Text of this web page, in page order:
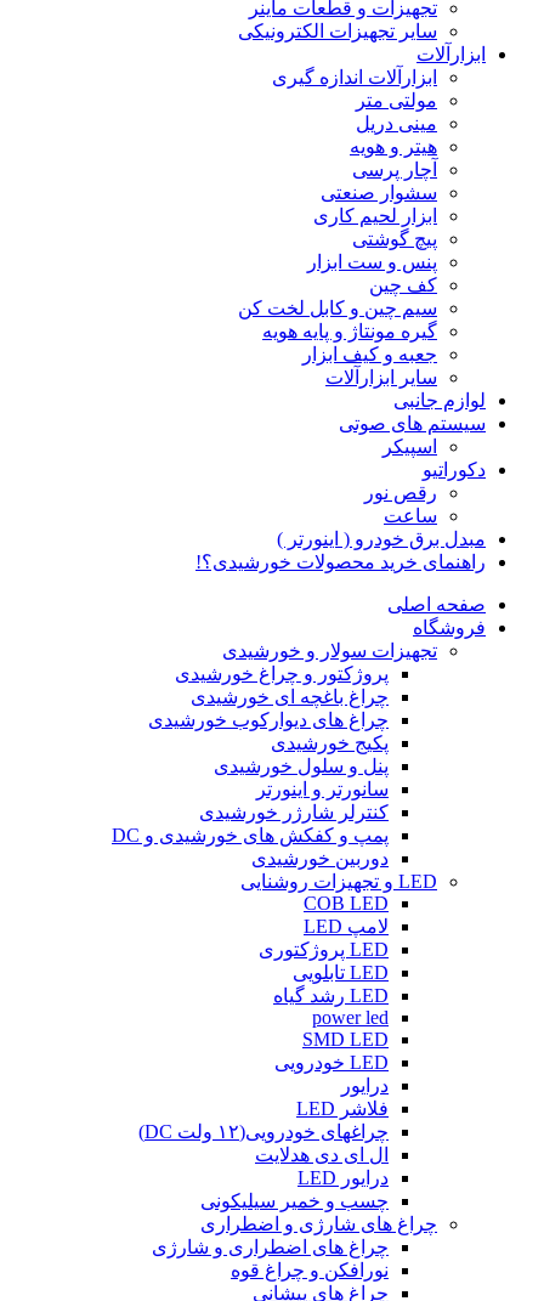
تجهیزات و قطعات ماینر
سایر تجهیزات الکترونیکی
ابزارآلات
ابزارآلات اندازه گیری
مولتی متر
مینی دریل
هیتر و هویه
آچار پرسی
سشوار صنعتی
ابزار لحیم کاری
پیچ گوشتی
پنس و ست ابزار
کف چین
سیم چین و کابل لخت کن
گیره مونتاژ و پایه هویه
جعبه و کیف ابزار
سایر ابزارآلات
لوازم جانبی
سیستم های صوتی
اسپیکر
دکوراتیو
رقص نور
ساعت
مبدل برق خودرو ( اینورتر )
راهنمای خرید محصولات خورشیدی؟!
صفحه اصلی
فروشگاه
تجهیزات سولار و خورشیدی
پروژکتور و چراغ خورشیدی
چراغ باغچه ای خورشیدی
چراغ های دیوارکوب خورشیدی
پکیج خورشیدی
پنل و سلول خورشیدی
سانورتر و اینورتر
کنترلر شارژر خورشیدی
پمپ و کفکش های خورشیدی و DC
دوربین خورشیدی
LED و تجهیزات روشنایی
COB LED
لامپ LED
LED پروژکتوری
LED تابلویی
LED رشد گیاه
power led
SMD LED
LED خودرویی
درایور
فلاشر LED
چراغهای خودرویی(۱۲ ولت DC)
ال ای دی هدلایت
درایور LED
چسب و خمیر سیلیکونی
چراغ های شارژی و اضطراری
چراغ های اضطراری و شارژی
نورافکن و چراغ قوه
چراغ های پیشانی